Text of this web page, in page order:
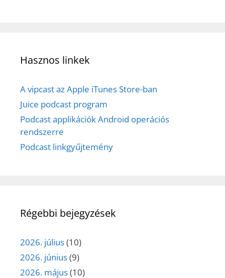
Hasznos linkek
A vipcast az Apple iTunes Store-ban
Juice podcast program
Podcast applikációk Android operációs
rendszerre
Podcast linkgyűjtemény
Régebbi bejegyzések
2026. július(10)
2026. június(9)
2026. május(10)